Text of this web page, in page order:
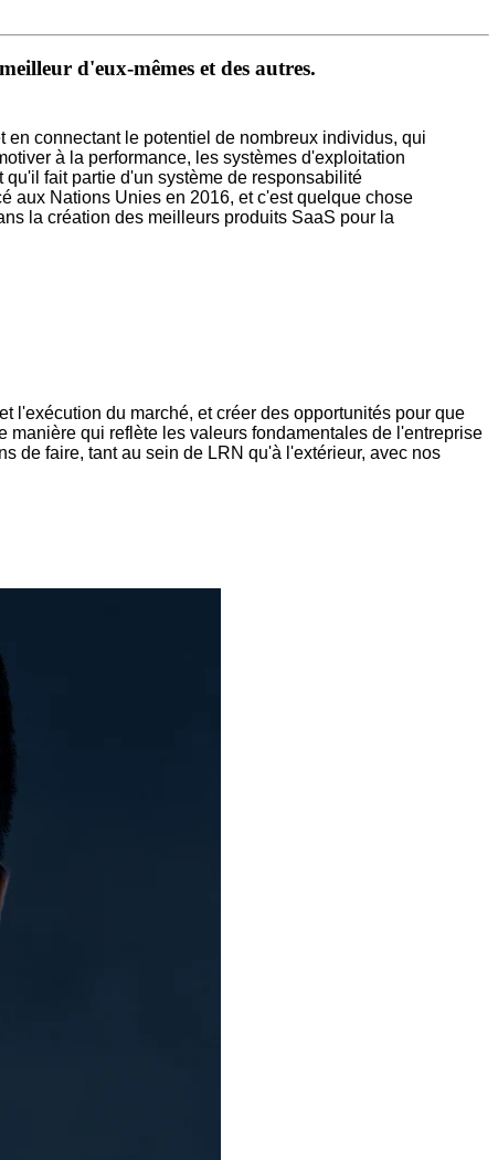
d'eux-mêmes et des autres.
connectant le potentiel de nombreux individus, qui
à la performance, les systèmes d'exploitation
fait partie d'un système de responsabilité
aux Nations Unies en 2016, et c'est quelque chose
la création des meilleurs produits SaaS pour la
l'exécution du marché, et créer des opportunités pour que
qui reflète les valeurs fondamentales de l'entreprise
de faire, tant au sein de LRN qu'à l'extérieur, avec nos